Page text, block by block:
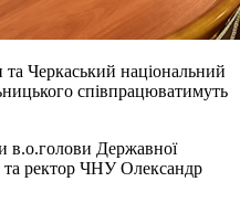
Черкаський національний
співпрацюватимуть
в.о.голови Державної
та ректор ЧНУ Олександр